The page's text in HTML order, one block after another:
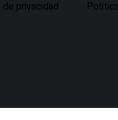
de privacidad ·